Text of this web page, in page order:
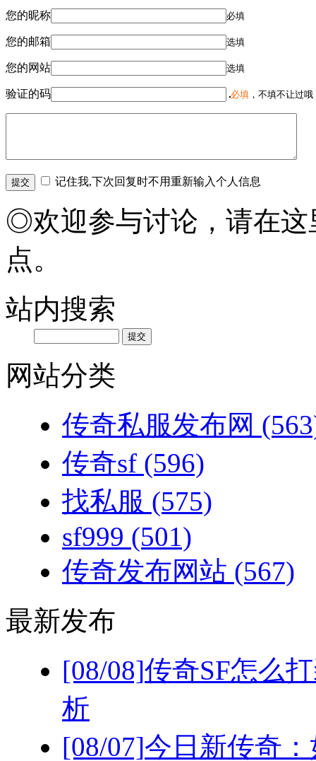
您的昵称 必填
您的邮箱 选填
您的网站 选填
验证的码 必填 ，不填不让过
记住我,下次回复时不用重新输入个人信息
◎欢迎参与讨论，请在这
点。
站内搜索
网站分类
传奇私服发布网
传奇sf (596)
找私服 (575)
sf999 (501)
传奇发布网站 (567)
最新发布
[08/08]传奇SF怎么
析
[08/07]今日新传奇